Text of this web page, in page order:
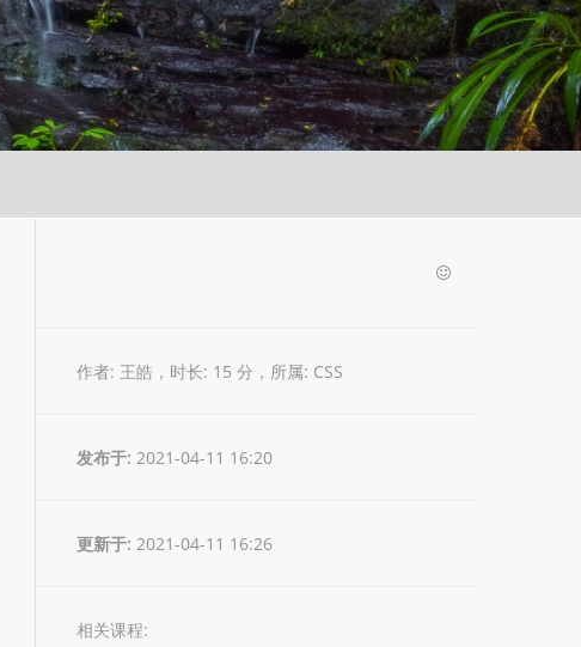
作者: 王皓，时长: 15 分，所属: CSS
发布于: 2021-04-11 16:20
更新于: 2021-04-11 16:26
相关课程: